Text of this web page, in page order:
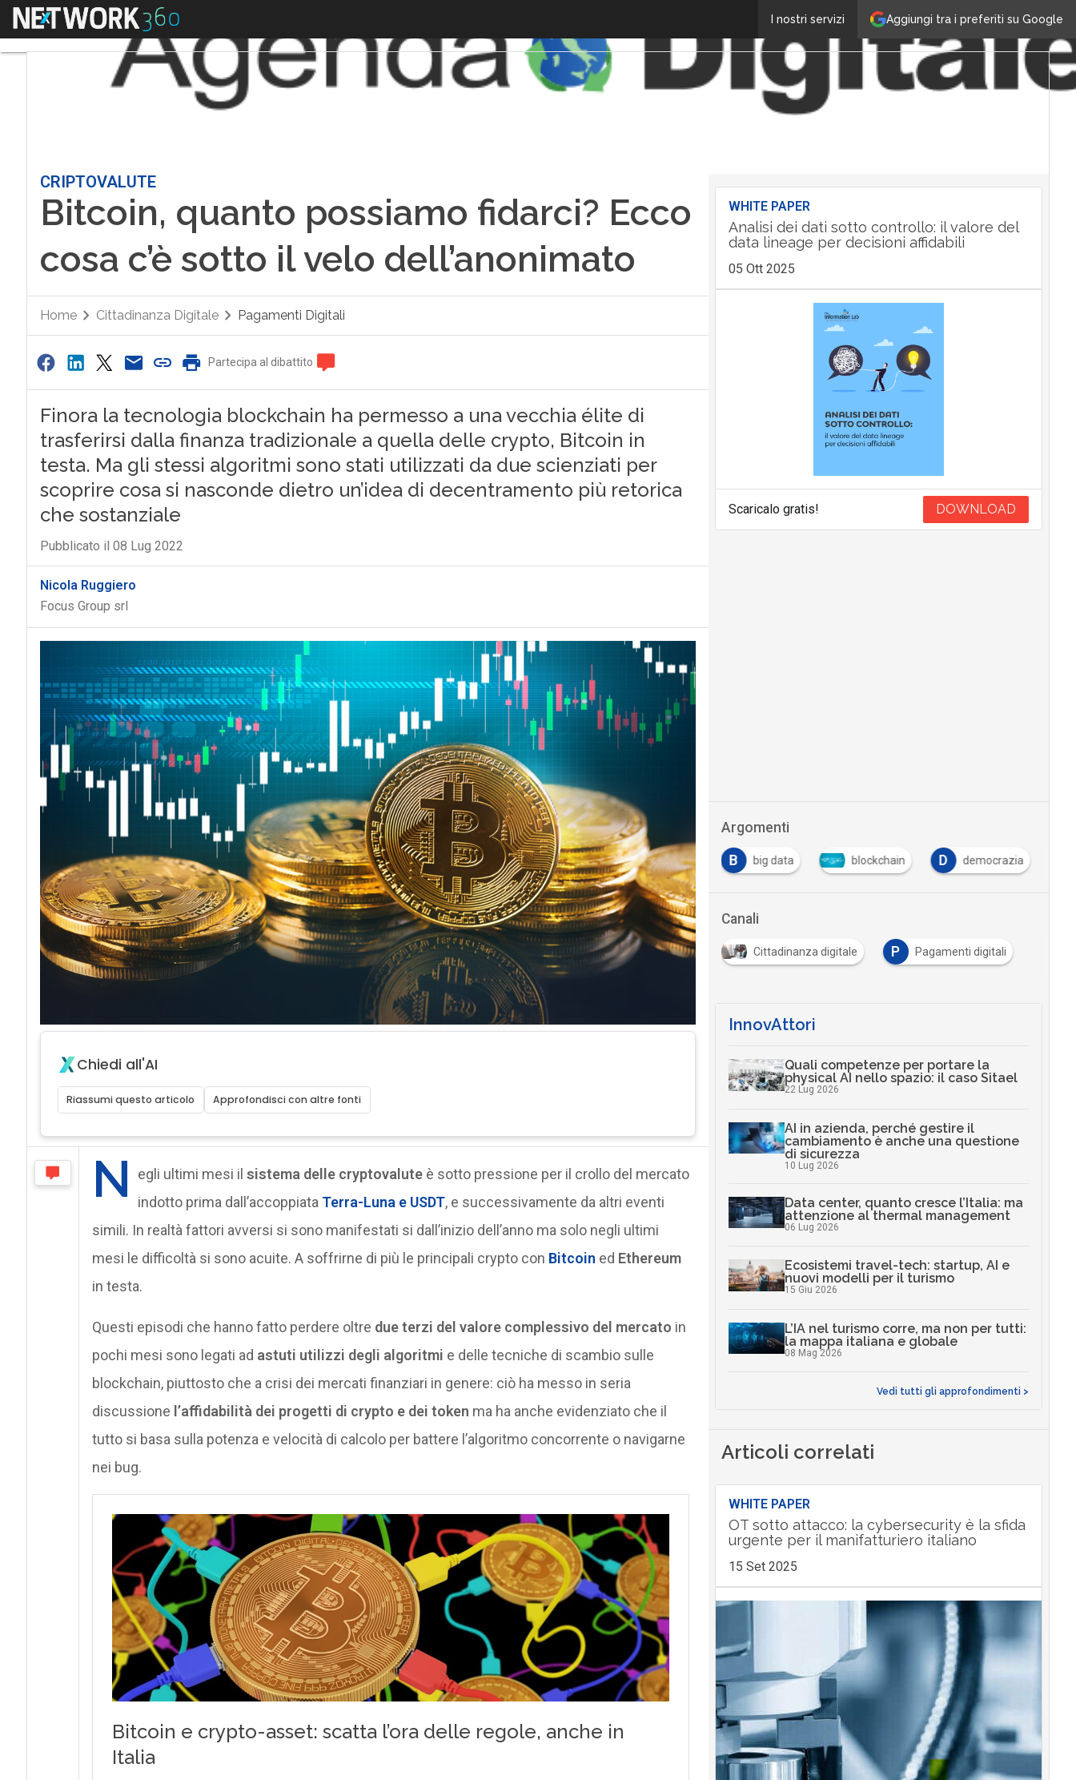
Aggiungi tra i preferiti su Google
I nostri servizi
Menu
CRIPTOVALUTE
Bitcoin, quanto possiamo fidarci? Ecco
cosa c’è sotto il velo dell’anonimato
Home Cittadinanza Digitale Pagamenti Digitali
Partecipa al dibattito
Finora la tecnologia blockchain ha permesso a una vecchia élite di
trasferirsi dalla finanza tradizionale a quella delle crypto, Bitcoin in
testa. Ma gli stessi algoritmi sono stati utilizzati da due scienziati per
scoprire cosa si nasconde dietro un’idea di decentramento più retorica
che sostanziale
Pubblicato il 08 Lug 2022
Nicola Ruggiero
Focus Group srl
Chiedi all'AI
Riassumi questo articolo Approfondisci con altre fonti
N egli ultimi mesi il sistema delle cryptovaluteè sotto pressione per il crollo del mercato
indotto prima dall’accoppiata Terra-Luna e USDT, e successivamente da altri eventi
simili. In realtà fattori avversi si sono manifestati si dall’inizio dell’anno ma solo negli ultimi
mesi le difficoltà si sono acuite. A soffrirne di più le principali crypto con Bitcoin ed Ethereum
in testa.
Questi episodi che hanno fatto perdere oltre due terzi del valore complessivo del mercato in
pochi mesi sono legati ad astuti utilizzi degli algoritmi e delle tecniche di scambio sulle
blockchain, piuttosto che a crisi dei mercati finanziari in genere: ciò ha messo in seria
discussione l’affidabilità dei progetti di crypto e dei token ma ha anche evidenziato che il
tutto si basa sulla potenza e velocità di calcolo per battere l’algoritmo concorrente o navigarne
nei bug.
WHITE PAPER
Analisi dei dati sotto controllo: il valore del
data lineage per decisioni affidabili
05 Ott 2025
Scaricalo gratis! DOWNLOAD
Argomenti
B big data blockchain D democrazia
Canali
Cittadinanza digitale P Pagamenti digitali
InnovAttori
Quali competenze per portare la
physical AI nello spazio: il caso Sitael
22 Lug 2026
AI in azienda, perché gestire il
cambiamento è anche una questione
di sicurezza
10 Lug 2026
Data center, quanto cresce l’Italia: ma
attenzione al thermal management
06 Lug 2026
Ecosistemi travel-tech: startup, AI e
nuovi modelli per il turismo
15 Giu 2026
L’IA nel turismo corre, ma non per tutti:
la mappa italiana e globale
08 Mag 2026
Vedi tutti gli approfondimenti >
Articoli correlati
WHITE PAPER
OT sotto attacco: la cybersecurity è la sfida
urgente per il manifatturiero italiano
15 Set 2025